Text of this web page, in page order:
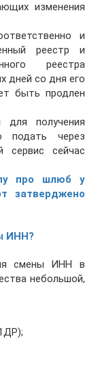
изменения
и
реестр и
реестра
дней со дня его
быть продлен
получения
подать через
сервис сейчас
про шлюб у
затверджено
ИНН?
смены ИНН в
небольшой,